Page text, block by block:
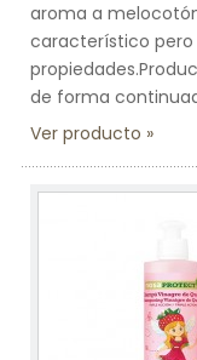
aroma a
característico
de forma
Ver producto